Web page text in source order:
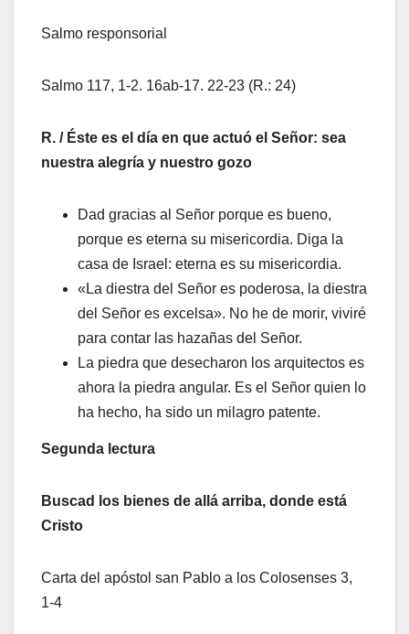
Salmo responsorial
Salmo 117, 1‑2. 16ab‑17. 22‑23 (R.: 24)
R. / Éste es el día en que actuó el Señor: sea
nuestra alegría y nuestro gozo
Dad gracias al Señor porque es bueno,
porque es eterna su misericordia. Diga la
casa de Israel: eterna es su misericordia.
«La diestra del Señor es poderosa, la diestra
del Señor es excelsa». No he de morir, viviré
para contar las hazañas del Señor.
La piedra que desecharon los arquitectos es
ahora la piedra angular. Es el Señor quien lo
ha hecho, ha sido un milagro patente.
Segunda lectura
Buscad los bienes de allá arriba, donde está
Cristo
Carta del apóstol san Pablo a los Colosenses 3,
1-4